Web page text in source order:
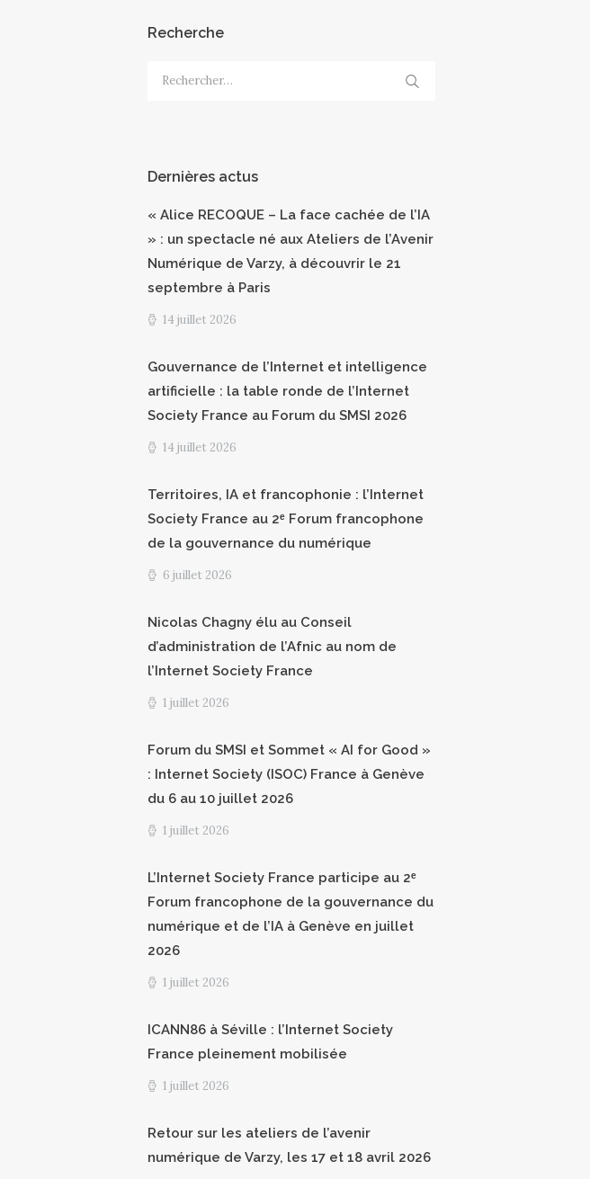
Recherche
Rechercher :
Dernières actus
« Alice RECOQUE – La face cachée de l’IA
» : un spectacle né aux Ateliers de l’Avenir
Numérique de Varzy, à découvrir le 21
septembre à Paris
14 juillet 2026
Gouvernance de l’Internet et intelligence
artificielle : la table ronde de l’Internet
Society France au Forum du SMSI 2026
14 juillet 2026
Territoires, IA et francophonie : l’Internet
Society France au 2ᵉ Forum francophone
de la gouvernance du numérique
6 juillet 2026
Nicolas Chagny élu au Conseil
d’administration de l’Afnic au nom de
l’Internet Society France
1 juillet 2026
Forum du SMSI et Sommet « AI for Good »
: Internet Society (ISOC) France à Genève
du 6 au 10 juillet 2026
1 juillet 2026
L’Internet Society France participe au 2ᵉ
Forum francophone de la gouvernance du
numérique et de l’IA à Genève en juillet
2026
1 juillet 2026
ICANN86 à Séville : l’Internet Society
France pleinement mobilisée
1 juillet 2026
Retour sur les ateliers de l’avenir
numérique de Varzy, les 17 et 18 avril 2026